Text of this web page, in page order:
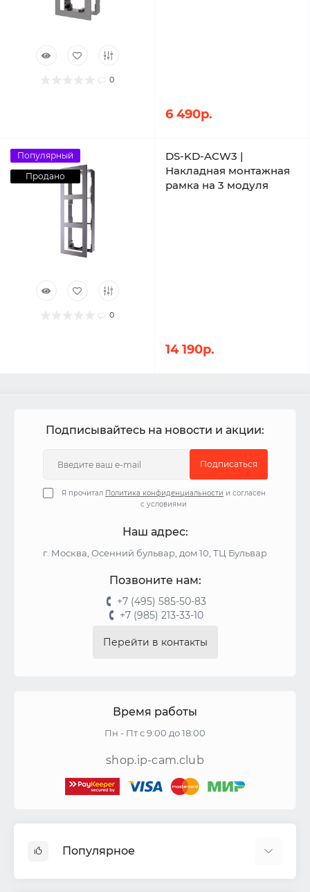
0
6 490р.
Популярный
Продано
0
DS-KD-ACW3 |
Накладная монтажная
рамка на 3 модуля
14 190р.
Подписывайтесь на новости и акции:
Подписаться
Я прочитал Политика конфиденциальности и согласен
с условиями
Наш адрес:
г. Москва, Осенний бульвар, дом 10, ТЦ Бульвар
Позвоните нам:
+7 (495) 585-50-83
+7 (985) 213-33-10
Перейти в контакты
Время работы
Пн - Пт с 9:00 до 18:00
shop.ip-cam.club
Популярное